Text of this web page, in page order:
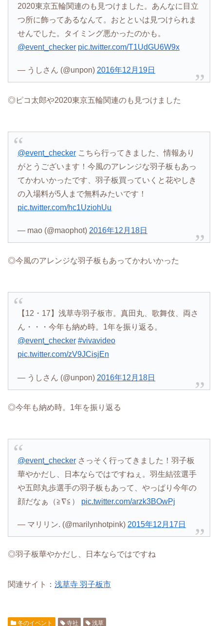
2020東京五輪関連のも見つけました。あんなに目立
つ所に飾ってあるなんて。おとといは見つけられま
せんでした。タイミング悪かったのかも。
@event_checker pic.twitter.com/T1UdGU6W9x
— うしさん (@unpon) 2016年12月19日
◎ピコ太郎や2020東京五輪関連のも見つけました
@event_checker こちら行ってきました、情報あり
がとうございます！今風のアレンジな羽子板もあっ
てかわいかったです、羽子板買っていくと花やしき
の入場料が5人まで無料みたいです！
pic.twitter.com/hc1UziohUu
— mao (@maophot)2016年12月18日
◎今風のアレンジな羽子板もあってかわいかった
【12・17】浅草寺羽子板市。真田丸、歌舞伎、両さ
ん・・・今年も納め時。1年を振り返る。
@event_checker #vivavideo
pic.twitter.com/zV9JCisjEn
— うしさん (@unpon) 2016年12月18日
◎今年も納め時。1年を振り返る
@event_checker さっそく行ってきました！羽子板
華やかだし、日本ならではですねぇ。羽生結弦選手
や五郎丸歩選手の羽子板もあって、やっぱり今年の
顔だなぁ（≧∇≦） pic.twitter.com/arzk3BOwPj
— マリリン. (@marilynhotpink) 2015年12月17日
◎羽子板華やかだし、日本ならではですね
関連サイト： 浅草寺 羽子板市
冬のイベント 寺社 浅草